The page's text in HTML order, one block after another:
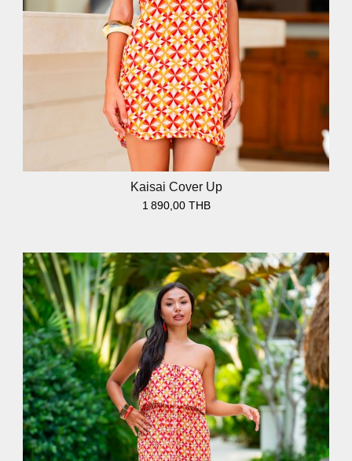
Kaisai Cover Up
1 890,00 THB